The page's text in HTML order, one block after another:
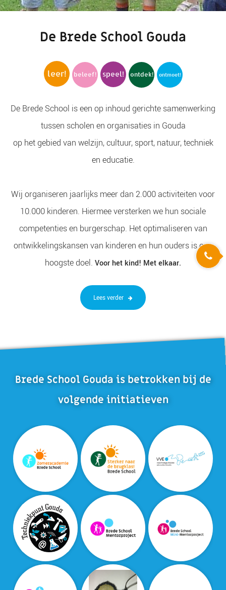
De Brede School Gouda
leer! beleef! speel! ontdek! ontmoet!
De Brede School is een op inhoud gerichte samenwerking
tussen scholen en organisaties in Gouda
op het gebied van welzijn, cultuur, sport, natuur, techniek
en educatie.
Wij organiseren jaarlijks meer dan 2.000 activiteiten voor
10.000 kinderen. Hiermee versterken we hun sociale
competenties en burgerschap. Het optimaliseren van
ontwikkelingskansen van kinderen en hun ouders is ons
hoogste doel. Voor het kind! Met elkaar.
Lees verder
Brede School Gouda is betrokken bij de
volgende initiatieven